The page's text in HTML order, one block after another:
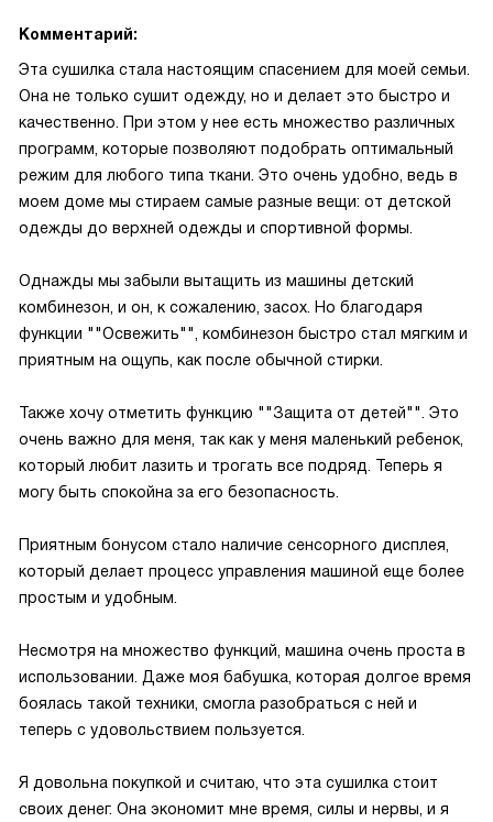
Комментарий:
Эта сушилка стала настоящим спасением для моей семьи.
Она не только сушит одежду, но и делает это быстро и
качественно. При этом у нее есть множество различных
программ, которые позволяют подобрать оптимальный
режим для любого типа ткани. Это очень удобно, ведь в
моем доме мы стираем самые разные вещи: от детской
одежды до верхней одежды и спортивной формы.
Однажды мы забыли вытащить из машины детский
комбинезон, и он, к сожалению, засох. Но благодаря
функции ""Освежить"", комбинезон быстро стал мягким и
приятным на ощупь, как после обычной стирки.
Также хочу отметить функцию ""Защита от детей"". Это
очень важно для меня, так как у меня маленький ребенок,
который любит лазить и трогать все подряд. Теперь я
могу быть спокойна за его безопасность.
Приятным бонусом стало наличие сенсорного дисплея,
который делает процесс управления машиной еще более
простым и удобным.
Несмотря на множество функций, машина очень проста в
использовании. Даже моя бабушка, которая долгое время
боялась такой техники, смогла разобраться с ней и
теперь с удовольствием пользуется.
Я довольна покупкой и считаю, что эта сушилка стоит
своих денег. Она экономит мне время, силы и нервы, и я